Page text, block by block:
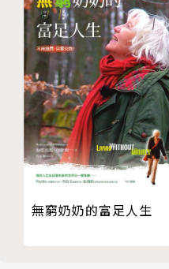
面對任務時，這些人內
「人就是要有紀律，做
麼好討價還價的。」→自
「我會願意做，但你得
疑者
「我的看法不重要，你
者
「規矩就是要來被打破
幹嘛！」→叛逆者
無窮奶奶的富足人生